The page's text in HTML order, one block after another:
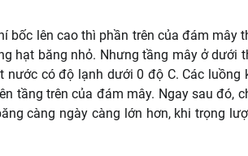
lên cao thì phần trên của đám mây
hạt băng nhỏ. Nhưng tầng mây ở dưới
có độ lạnh dưới 0 độ C. Các luồng
tầng trên của đám mây. Ngay sau đó,
càng ngày càng lớn hơn, khi trọng